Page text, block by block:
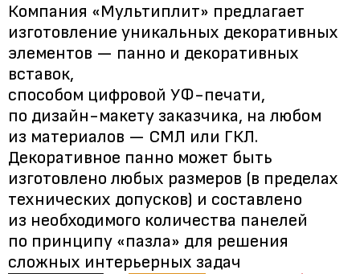
Компания «Мультиплит» предлагает
изготовление уникальных декоративных
элементов — панно и декоративных
вставок,
способом цифровой УФ-печати,
по дизайн-макету заказчика, на любом
из материалов — СМЛ или ГКЛ.
Декоративное панно может быть
изготовлено любых размеров (в пределах
технических допусков) и составлено
из необходимого количества панелей
по принципу «пазла» для решения
сложных интерьерных задач